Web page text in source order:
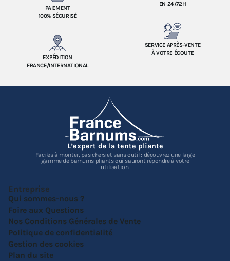
PAIEMENT
100% SÉCURISÉ
EN 24/72H
EXPÉDITION
FRANCE/INTERNATIONAL
SERVICE APRÈS-VENTE
À VOTRE ÉCOUTE
L’expert de la tente pliante
Faciles à monter, pas chers et sans outil : découvrez une large
gamme de barnums pliants qui sauront répondre à votre
utilisation.
Entreprise
Qui sommes-nous ?
Foire aux Questions
Nos Conditions Générales de Vente
Politique de confidentialité
Gestion des cookies
Plan du site